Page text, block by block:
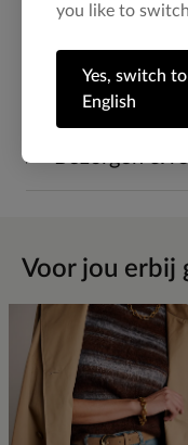
Voor jou erbij
Alles over dit
Maattabel
you like to
Yes, switch to
English